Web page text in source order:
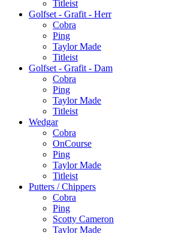
Titleist
Golfset - Grafit - Herr
Cobra
Ping
Taylor Made
Titleist
Golfset - Grafit - Dam
Cobra
Ping
Taylor Made
Titleist
Wedgar
Cobra
OnCourse
Ping
Taylor Made
Titleist
Putters / Chippers
Cobra
Ping
Scotty Cameron
Taylor Made